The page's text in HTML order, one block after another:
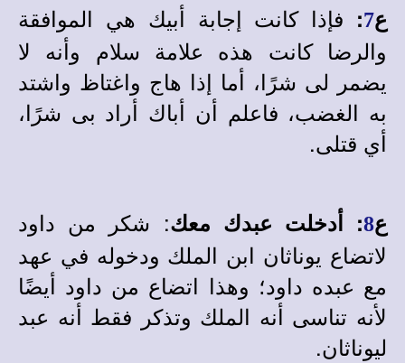
ع7
: فإذا كانت إجابة أبيك هي الموافقة
والرضا كانت هذه علامة سلام وأنه لا
يضمر لى شرًا، أما إذا هاج واغتاظ واشتد
به الغضب، فاعلم أن أباك أراد بى شرًا،
أي قتلى.
ع8
: أدخلت عبدك معك: شكر من داود
لاتضاع يوناثان ابن الملك ودخوله في عهد
مع عبده داود؛ وهذا اتضاع من داود أيضًا
لأنه تناسى أنه الملك وتذكر فقط أنه عبد
ليوناثان.